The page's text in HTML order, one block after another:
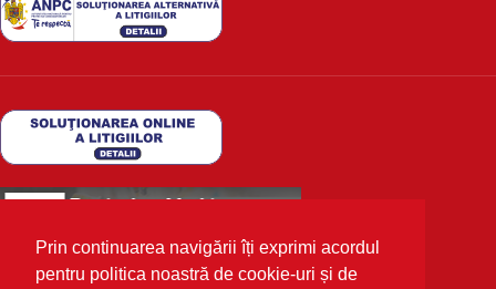
Prin continuarea navigării îți exprimi acordul
pentru politica noastră de cookie-uri și de